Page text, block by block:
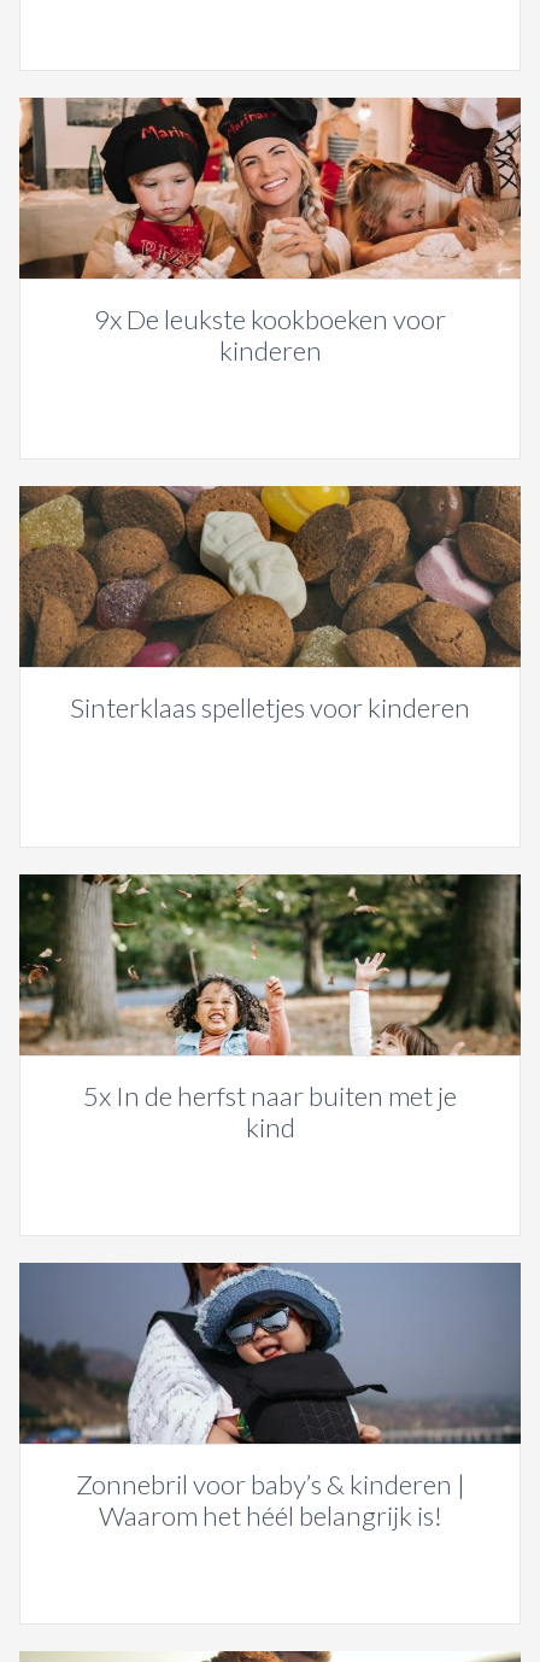
9x De leukste kookboeken voor
kinderen
Sinterklaas spelletjes voor kinderen
5x In de herfst naar buiten met je
kind
Zonnebril voor baby’s & kinderen |
Waarom het héél belangrijk is!